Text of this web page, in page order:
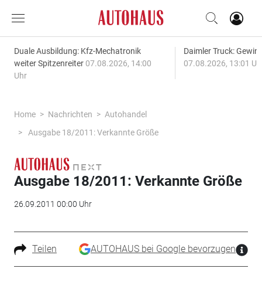
Duale Ausbildung: Kfz-Mechatronik
weiter Spitzenreiter 07.08.2026, 14:00
Uhr
Daimler Truck:
07.08.2026, 13:01
Home Nachrichten
Autohandel
Ausgabe 18/2011: Verkannte Größe
Ausgabe 18/2011: Verkannte Größe
26.09.2011 00:00 Uhr
Teilen AUTOHAUS bei Google bevorzugen